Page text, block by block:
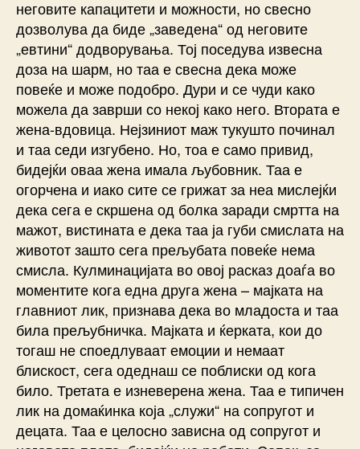
неговите капацитети и можности, но свесно
дозволува да биде „заведена“ од неговите
„евтини“ додворувања. Тој поседува извесна
доза на шарм, но таа е свесна дека може
повеќе и може подобро. Дури и се чуди како
можела да заврши со некој како него. Втората е
жена-вдовица. Нејзиниот маж тукушто починал
и таа седи изгубено. Но, тоа е само привид,
бидејќи оваа жена имала љубовник. Таа е
огорчена и иако сите се грижат за неа мислејќи
дека сега е скршена од болка заради смртта на
мажот, вистината е дека таа ја губи смислата на
животот зашто сега прељубата повеќе нема
смисла. Кулминацијата во овој расказ доаѓа во
моментите кога една друга жена – мајката на
главниот лик, признава дека во младоста и таа
била прељубничка. Мајката и ќерката, кои до
тогаш не споедлуваат емоции и немаат
блискост, сега одеднаш се поблиски од кога
било. Третата е изневерена жена. Таа е типичен
лик на домаќинка која „служи“ на сопругот и
децата. Таа е целосно зависна од сопругот и